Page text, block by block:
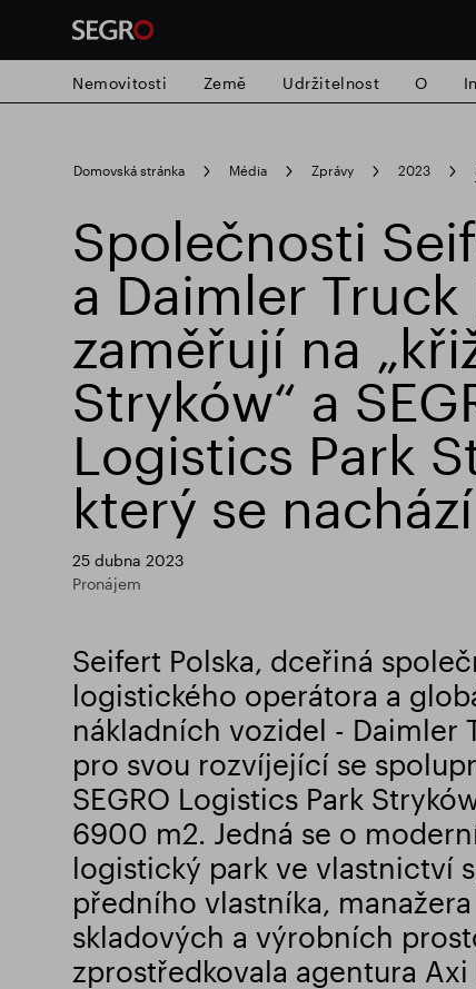
search
for
Populární vyhledávání
Zodpovědné SEGRO Slough
Nemovitosti Země Udržitelnost O
Domovská stránka Média Zprávy 2023
Společnosti
a Daimler Truck
zaměřují na
Stryków“ a
Logistics Park
který se
25 dubna 2023
Pronájem
Seifert Polska, dceřiná
logistického operátora a
nákladních vozidel - Daimler
pro svou rozvíjející se
SEGRO Logistics Park
6900 m2. Jedná se o
logistický park ve vlastnictví
předního vlastníka,
skladových a výrobních
zprostředkovala agentura